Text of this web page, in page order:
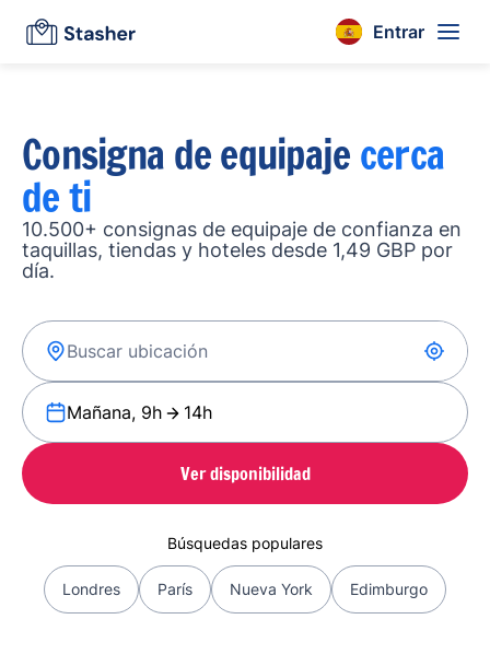
Entrar
Consigna de equipajecerca
de ti
10.500+ consignas de equipaje de confianza en
taquillas, tiendas y hoteles desde 1,49 GBP por
día.
Mañana, 9h 14h
Ver disponibilidad
Búsquedas populares
Londres París Nueva York Edimburgo